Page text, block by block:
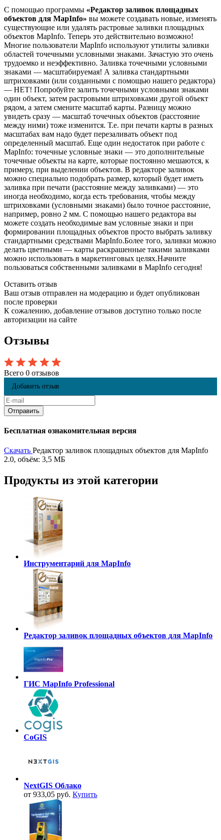
С помощью программы «Редактор заливок площадных
объектов для MapInfo» вы можете создавать новые, изменять
существующие или удалять растровые заливки площадных
объектов MapInfo. Теперь это действительно возможно!
Многие пользователи MapInfo используют утилиты заливки
областей точечными условными знаками. Зачастую это очень
трудоемко и неэффективно. Заливка точечными условными
знаками — масштабируемая! А заливка стандартными
штриховками (или созданными с помощью нашего редактора)
— НЕТ! Попробуйте залить точечными условными знаками
один объект, затем растровыми штриховками другой объект
рядом, а затем смените масштаб карты. Разницу можно
увидеть сразу — масштаб точечных объектов (расстояние
между ними) тоже изменится. Т.е. при печати карты в разных
масштабах вам надо будет перезаливать объект под
определенный масштаб. Еще один недостаток при работе с
MapInfo: точечные условные знаки — это дополнительные
точечные объекты на карте, которые постоянно мешаются, к
примеру, при выделении объектов. В редакторе заливок
можно специально подобрать размер, который будет иметь
заливка при печати (расстояние между заливками) — это
иногда необходимо, когда есть требования, чтобы между
штриховками (условными знаками) было точное расстояние,
например, ровно 2 мм. С помощью нашего редактора вы
можете создать необходимые вам условные знаки и при
формировании площадных объектов просто выбрать заливку
стандартными средствами MapInfo.Более того, заливки можно
делать цветными — карты раскрашенные такими заливками
можно использовать в маркетинговых целях.Начните
пользоваться собственными заливками в MapInfo сегодня!
Оставить отзыв
Ваш отзыв отправлен на модерацию и будет опубликован
после проверки
К сожалению, добавление отзывов доступно только после
авторизации на сайте
Отзывы
Всего 0 отзывов
Добавить отзыв
Бесплатная ознакомительная версия
Скачать Редактор заливок площадных объектов для MapInfo
2.0, объём: 3,5 МБ
Продукты из этой категории
Инструментарий для MapInfo
Редактор заливок площадных объектов для MapInfo
ГИС MapInfo Professional
CoGIS
NextGIS Облако
от 933,05 руб. Купить